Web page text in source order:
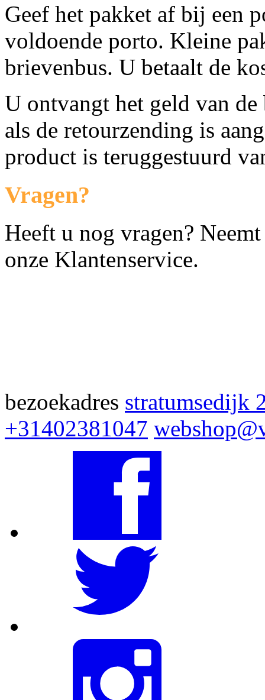
Geef het pakket af bij een
voldoende porto. Kleine
brievenbus. U betaalt de
U ontvangt het geld van
als de retourzending is
product is teruggestuurd
Vragen?
Heeft u nog vragen?
onze Klantenservice.
bezoekadres stratumsedijk
+31402381047